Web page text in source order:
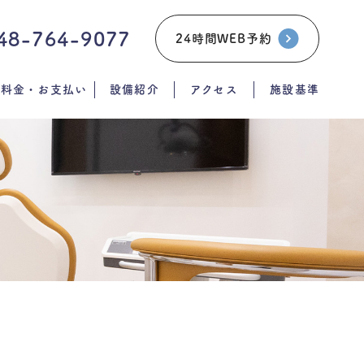
764-9077 24時間WEB予約
料金・お支払い 設備紹介 アクセス 施設基準